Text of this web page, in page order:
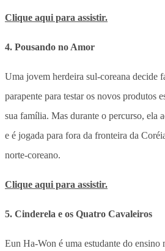
Clique aqui para assistir.
4. Pousando no Amor
Uma jovem herdeira sul-coreana decide
parapente para testar os novos produtos
sua família. Mas durante o percurso, ela
e é jogada para fora da fronteira da
norte-coreano.
Clique aqui para assistir.
5. Cinderela e os Quatro Cavaleiros
Eun Ha-Won é uma estudante do ensino